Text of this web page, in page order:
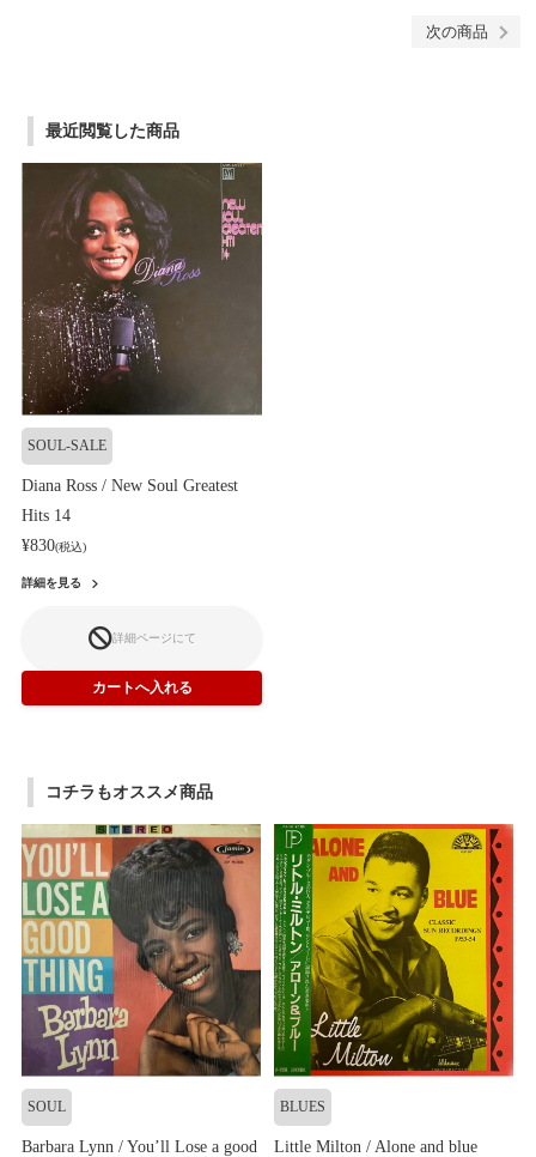
次の商品
最近閲覧した商品
SOUL-SALE
Diana Ross / New Soul Greatest
Hits 14
¥830(税込)
詳細を見る
詳細ページにて
コチラもオススメ商品
SOUL
Barbara Lynn / You’ll Lose a good
BLUES
Little Milton / Alone and blue